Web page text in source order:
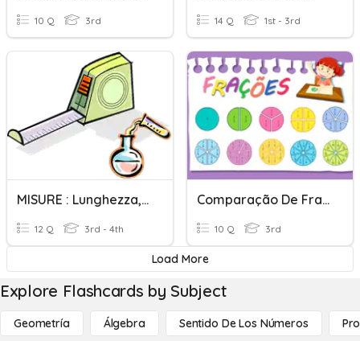
10 Q 3rd 14 Q 1st - 3rd
MISURE : Lunghezza, Peso, Caacità
12 Q 3rd - 4th
Comparação De Frações
10 Q 3rd
Load More
Explore Flashcards by Subject
Geometría Álgebra Sentido De Los Números